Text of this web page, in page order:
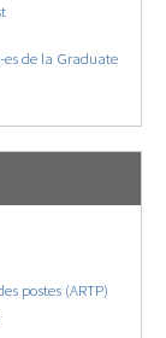
es de la Graduate
postes (ARTP)